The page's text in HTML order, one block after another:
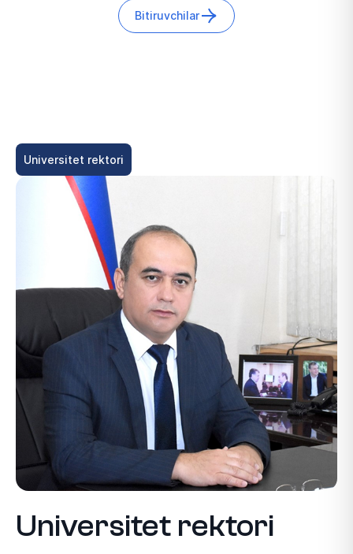
Bitiruvchilar
Universitet rektori
Universitet rektori